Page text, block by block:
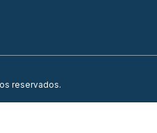
reservados.